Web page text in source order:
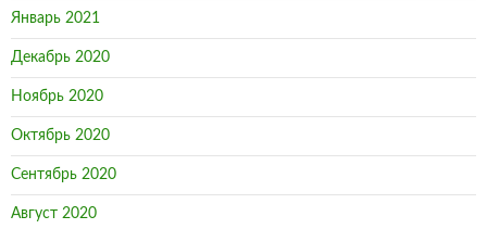
Январь 2021
Декабрь 2020
Ноябрь 2020
Октябрь 2020
Сентябрь 2020
Август 2020